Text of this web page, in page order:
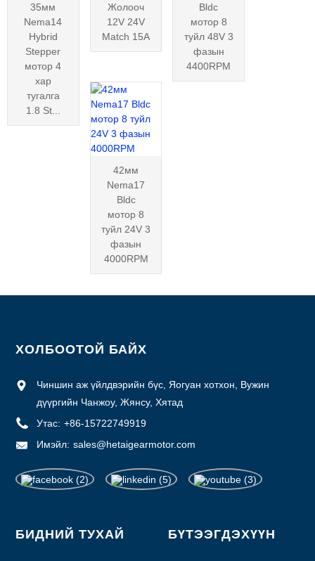
35мм
Nema14
Hybrid
Stepper
мотор 4
хар
тугалга
1.8 St...
Жолооч
12V 24V
Match 15A
Bldc
мотор 8
туйл 48V 3
фазын
4400RPM
42мм
Nema17
Bldc
мотор 8
туйл 24V 3
фазын
4000RPM
ХОЛБООТОЙ БАЙХ
Чиншин аж үйлдвэрийн бүс, Яогуан хотхон, Вужин
дүүргийн Чанжоу, Жянсу, Хятад
Утас: +86-15722749919
Имэйл: sales@hetaigearmotor.com
БИДНИЙ ТУХАЙ БҮТЭЭГДЭХҮҮН